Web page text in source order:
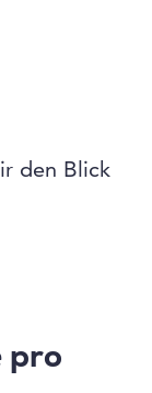
den Blick
pro